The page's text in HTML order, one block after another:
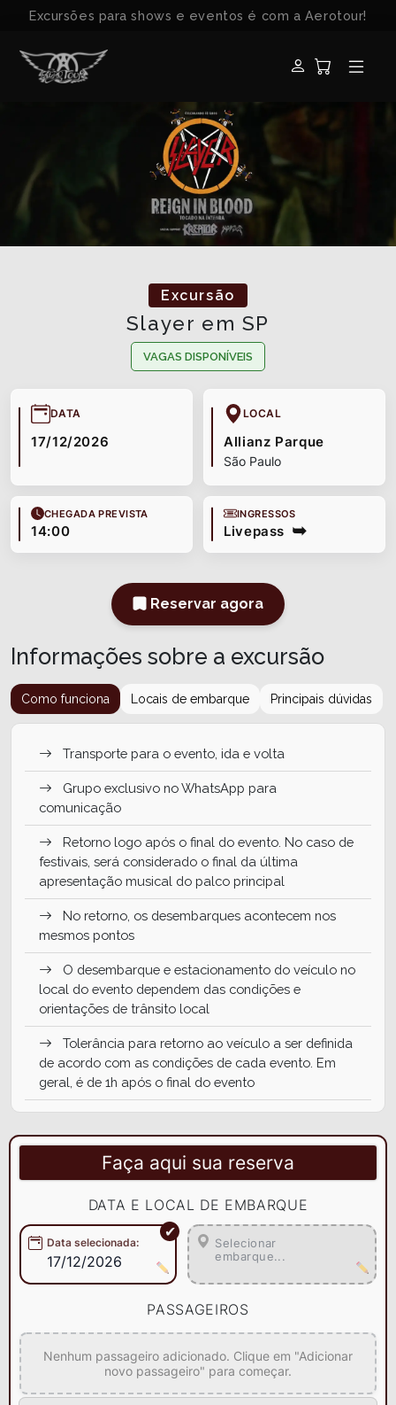
Excursões para shows e eventos é com a Aerotour!
Excursão
Slayer em SP
VAGAS DISPONÍVEIS
DATA
17/12/2026
LOCAL
Allianz Parque
São Paulo
CHEGADA PREVISTA
14:00
INGRESSOS
Livepass
Reservar agora
Informações sobre a excursão
Como funciona Locais de embarque Principais dúvidas
Transporte para o evento, ida e volta
Grupo exclusivo no WhatsApp para
comunicação
Retorno logo após o final do evento. No caso de
festivais, será considerado o final da última
apresentação musical do palco principal
No retorno, os desembarques acontecem nos
mesmos pontos
O desembarque e estacionamento do veículo no
local do evento dependem das condições e
orientações de trânsito local
Tolerância para retorno ao veículo a ser definida
de acordo com as condições de cada evento. Em
geral, é de 1h após o final do evento
Incluso monitoria e água a bordo
Faça aqui sua reserva
DATA E LOCAL DE EMBARQUE
Data selecionada:
17/12/2026
Selecionar
embarque...
PASSAGEIROS
Nenhum passageiro adicionado. Clique em "Adicionar
novo passageiro" para começar.